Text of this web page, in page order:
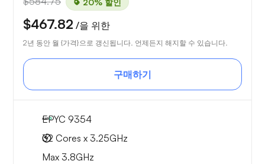
$467.82 /을 위한
2년 동안 월 {가격}으로 갱신됩니다. 언제든지 해지할 수 있습니다.
구매하기
EPYC 9354
32 Cores x 3.25GHz
Max 3.8GHz